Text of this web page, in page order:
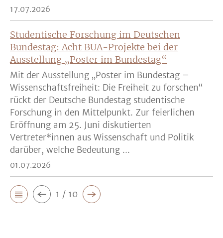
17.07.2026
Studentische Forschung im Deutschen
Bundestag: Acht BUA-Projekte bei der
Ausstellung „Poster im Bundestag“
Mit der Ausstellung „Poster im Bundestag –
Wissenschaftsfreiheit: Die Freiheit zu forschen“
rückt der Deutsche Bundestag studentische
Forschung in den Mittelpunkt. Zur feierlichen
Eröffnung am 25. Juni diskutierten
Vertreter*innen aus Wissenschaft und Politik
darüber, welche Bedeutung ...
01.07.2026
1 / 10